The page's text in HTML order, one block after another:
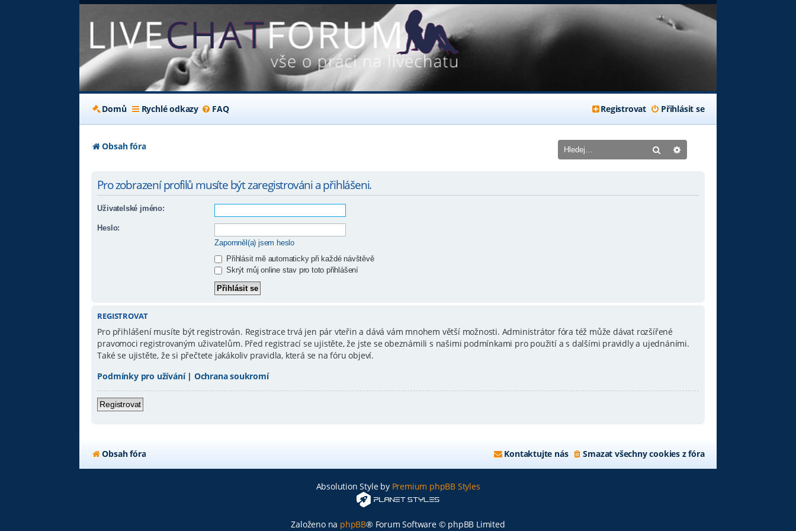
Domů Rychlé odkazy FAQ Přihlásit se
Registrovat
Obsah fóra Hledat
Pro zobrazení profilů musíte být zaregistrováni a přihlášeni.
Uživatelské jméno:
Heslo:
Zapomněl(a) jsem heslo
Přihlásit mě automaticky při každé návštěvě
Skrýt můj online stav pro toto přihlášení
REGISTROVAT
Pro přihlášení musíte být registrován. Registrace trvá jen pár vteřin a dává vám mnohem větší možnosti. Administrátor fóra též může dávat rozšířené
pravomoci registrovaným uživatelům. Před registrací se ujistěte, že jste se obeznámili s našimi podmínkami pro použití a s dalšími pravidly a ujednáními.
Také se ujistěte, že si přečtete jakákoliv pravidla, která se na fóru objeví.
Podmínky pro užívání| Ochrana soukromí
Registrovat
Obsah fóra Smazat všechny cookies z fóra
Kontaktujte nás
Absolution Style by Premium phpBB Styles
Založeno na phpBB® Forum Software © phpBB Limited